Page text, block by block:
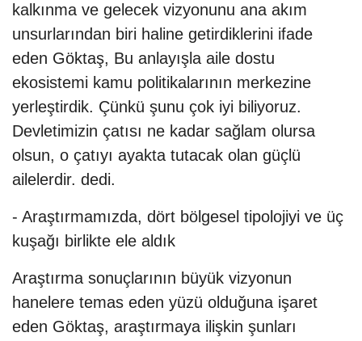
kalkınma ve gelecek vizyonunu ana akım
unsurlarından biri haline getirdiklerini ifade
eden Göktaş, Bu anlayışla aile dostu
ekosistemi kamu politikalarının merkezine
yerleştirdik. Çünkü şunu çok iyi biliyoruz.
Devletimizin çatısı ne kadar sağlam olursa
olsun, o çatıyı ayakta tutacak olan güçlü
ailelerdir. dedi.
- Araştırmamızda, dört bölgesel tipolojiyi ve üç
kuşağı birlikte ele aldık
Araştırma sonuçlarının büyük vizyonun
hanelere temas eden yüzü olduğuna işaret
eden Göktaş, araştırmaya ilişkin şunları